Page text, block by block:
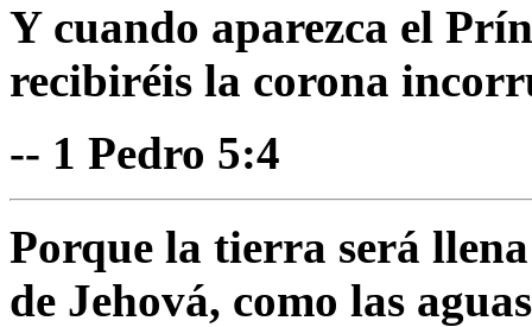
Y cuando aparezca el
recibiréis la corona
-- 1 Pedro 5:4
Porque la tierra será
de Jehová, como las